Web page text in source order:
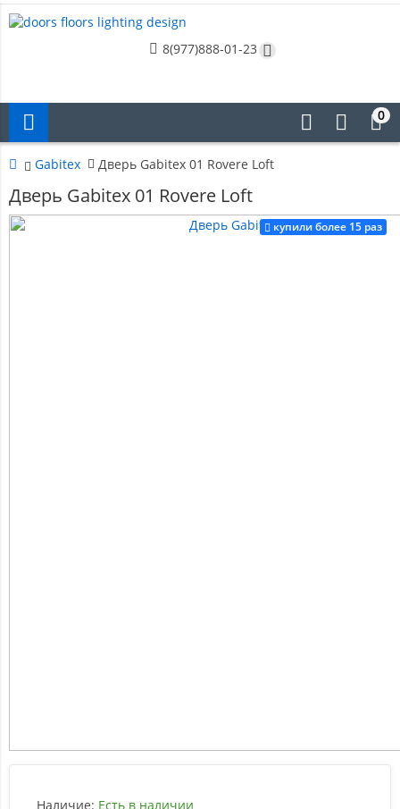
8(977)888-01-23
0
Gabitex Дверь Gabitex 01 Rovere Loft
Дверь Gabitex 01 Rovere Loft
купили более 15 раз
Наличие: Есть в наличии